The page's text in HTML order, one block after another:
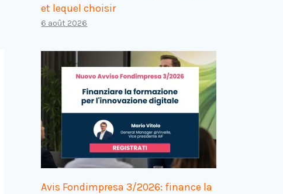
et lequel choisir
6 août 2026
Avis Fondimpresa 3/2026: finance la